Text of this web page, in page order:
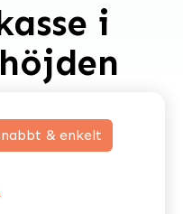
i
& enkelt